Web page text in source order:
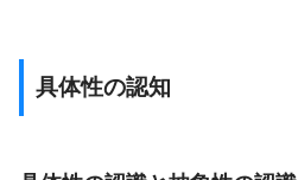
具体性の認知